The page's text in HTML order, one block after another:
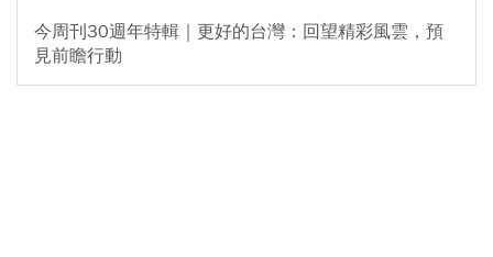
今周刊30週年特輯｜更好的台灣：回望精彩風雲，預
見前瞻行動